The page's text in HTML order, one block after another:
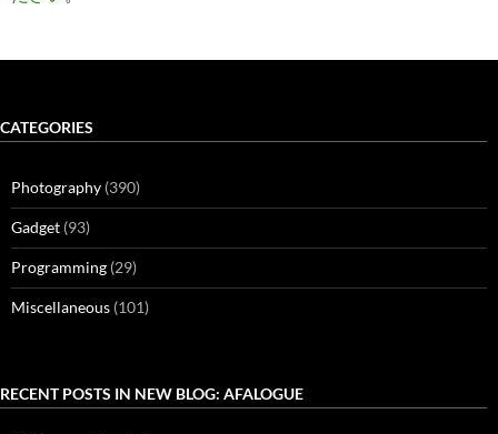
CATEGORIES
Photography (390)
Gadget (93)
Programming (29)
Miscellaneous (101)
RECENT POSTS IN NEW BLOG: AFALOGUE